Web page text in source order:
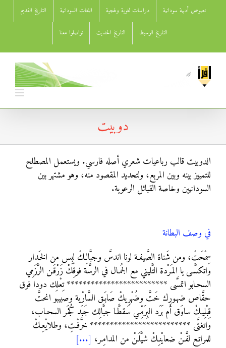
نصوص أدبية سودانية دراسات لغوية ولهجية اللغات السودانية التاريخ القديم
التاريخ الوسيط التاريخ الحديث تواصلوا معنا
دوبيت
الدوبيت قالب رباعيات شعري أصله فارسي. ويستعمل المصطلح
للتمييز بينه وبين المربع، ولتحديد المقصود منه، وهو مشتهر بين
السودانيين وخاصة القبائل الرعوية.
في وصف البطانة
سِمْحَتْ، ومن شَناة الصَّيفـة لونا اندسَّ وجبَّالِـكْ لِبِس من الخَـدار
واتكسَّـى يا المـَرْدة التَّليني مع الجُمـال في الرسَّة فوقِكْ زَرْقَـن الرَّزَمِي
السحـابو اتمسَّى ************************* تِعْلِك دودا فوق
حقَّاص ضهـورِك خَتَّ وضُهْرِيكْ صَابَـق السَّارْية وصبيبو انحتَّ
قِبْلِيـكْ ساوَق أم بَرَد البِرَمِّـي سَقطَّـا جبَّالِك جَبَد كُجَـر السحـاب،
واتغتَّى ************************* خرَّفْـتِ، وطلايْعِـكْ
للمراتِـع لفَّـنْ ضعايْنـِكْ شيَّلَـنْ من المدامِـر، [...]